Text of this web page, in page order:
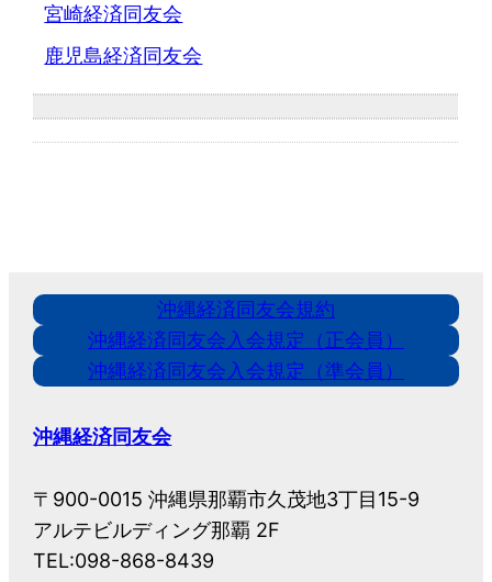
宮崎経済同友会
鹿児島経済同友会
沖縄経済同友会規約
沖縄経済同友会入会規定（正会員）
沖縄経済同友会入会規定（準会員）
沖縄経済同友会
〒900-0015 沖縄県那覇市久茂地3丁目15-9
アルテビルディング那覇 2F
TEL:098-868-8439